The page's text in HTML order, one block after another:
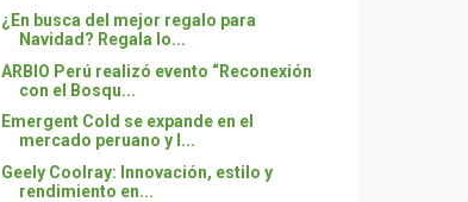
¿En busca del mejor regalo para
Navidad? Regala lo...
ARBIO Perú realizó evento “Reconexión
con el Bosqu...
Emergent Cold se expande en el
mercado peruano y l...
Geely Coolray: Innovación, estilo y
rendimiento en...